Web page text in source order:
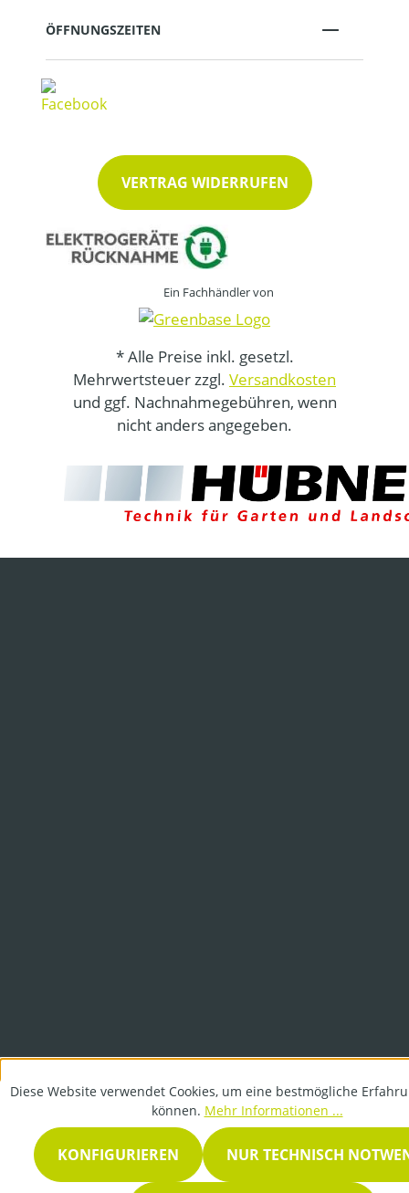
ÖFFNUNGSZEITEN
VERTRAG WIDERRUFEN
Ein Fachhändler von
* Alle Preise inkl. gesetzl.
Mehrwertsteuer zzgl. Versandkosten
und ggf. Nachnahmegebühren, wenn
nicht anders angegeben.
Diese Website verwendet Cookies, um eine bestmögliche
können. Mehr Informationen ...
NUR TECHNISCH
KONFIGURIEREN